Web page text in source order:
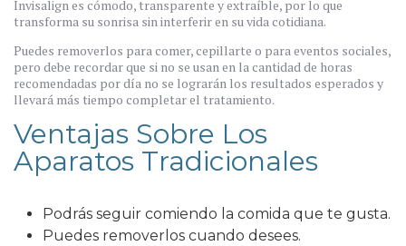
Invisalign es cómodo, transparente y extraíble, por lo que
transforma su sonrisa sin interferir en su vida cotidiana.
Puedes removerlos para comer, cepillarte o para eventos sociales,
pero debe recordar que si no se usan en la cantidad de horas
recomendadas por día no se lograrán los resultados esperados y
llevará más tiempo completar el tratamiento.
Ventajas Sobre Los
Aparatos Tradicionales
Podrás seguir comiendo la comida que te gusta.
Puedes removerlos cuando desees.